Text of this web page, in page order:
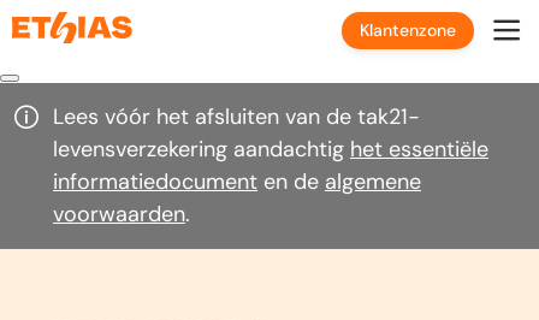
Klantenzone
Lees vóór het afsluiten van de tak21-
levensverzekering aandachtig het essentiële
informatiedocument en de algemene
voorwaarden.